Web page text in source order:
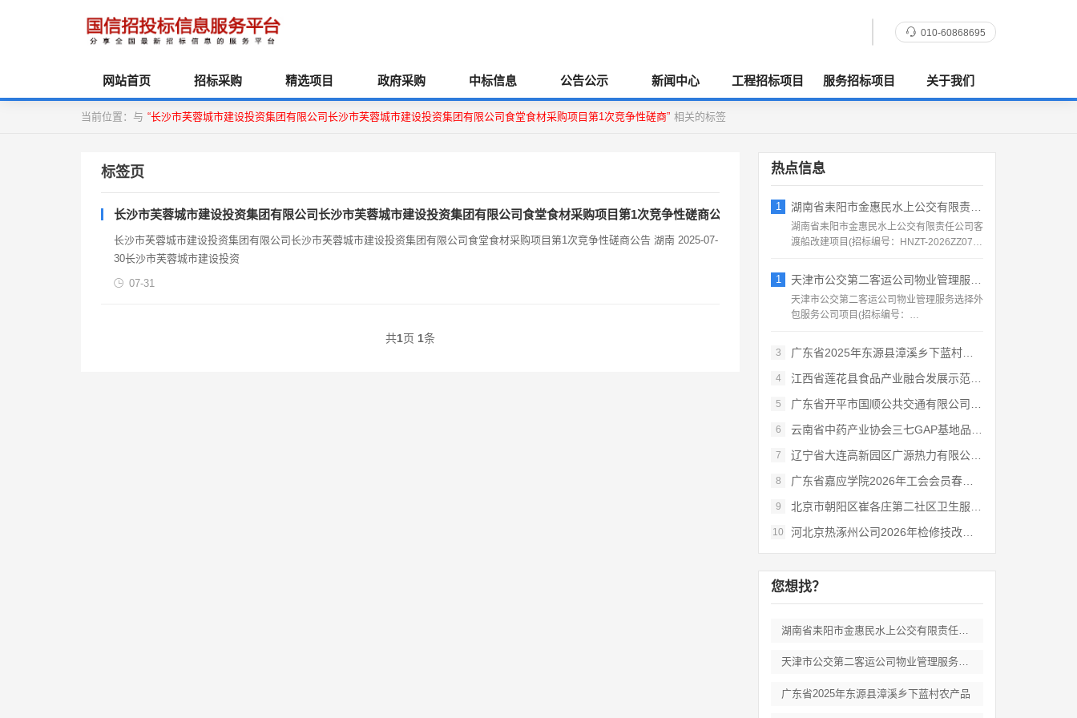
010-60868695
网站首页 招标采购 精选项目 政府采购 中标信息 公告公示 新闻中心 工程招标项目 服务招标项目 关于我们
当前位置：与 “长沙市芙蓉城市建设投资集团有限公司长沙市芙蓉城市建设投资集团有限公司食堂食材采购项目第1次竞争性磋商” 相关的标签
标签页
长沙市芙蓉城市建设投资集团有限公司长沙市芙蓉城市建设投资集团有限公司食堂食材采购项目第1次竞争性磋商公告
长沙市芙蓉城市建设投资集团有限公司长沙市芙蓉城市建设投资集团有限公司食堂食材采购项目第1次竞争性磋商公告 湖南 2025-07-
30长沙市芙蓉城市建设投资
07-31
共1页 1条
热点信息
1 湖南省耒阳市金惠民水上公交有限责任公司客
湖南省耒阳市金惠民水上公交有限责任公司客
渡船改建项目(招标编号：HNZT-2026ZZ076)
1 天津市公交第二客运公司物业管理服务选择外
天津市公交第二客运公司物业管理服务选择外
包服务公司项目(招标编号：
3
广东省2025年东源县漳溪乡下蓝村农产品
4 江西省莲花县食品产业融合发展示范基地项目
5 广东省开平市国顺公共交通有限公司2026
6 云南省中药产业协会三七GAP基地品牌信任
7 辽宁省大连高新园区广源热力有限公司202
8 广东省嘉应学院2026年工会会员春秋游活
9 北京市朝阳区崔各庄第二社区卫生服务中心职
10 河北京热涿州公司2026年检修技改项目-
您想找？
湖南省耒阳市金惠民水上公交有限责任公司客
天津市公交第二客运公司物业管理服务选择外
广东省2025年东源县漳溪乡下蓝村农产品